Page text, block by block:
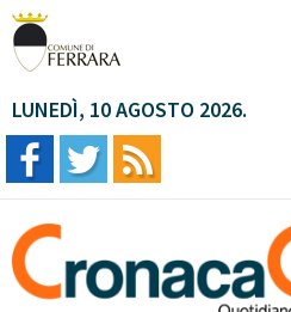
LUNEDÌ, 10 AGOSTO 2026.